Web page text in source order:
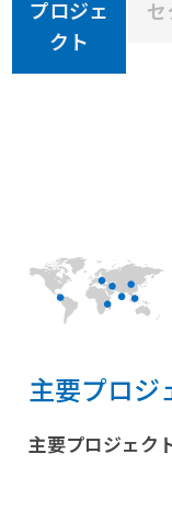
プロジェ
クト
セ
絞り込み :
主要プロジ
主要プロジェク